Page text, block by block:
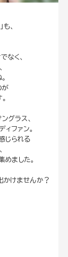
、
なく、
が
グラス、
ファン。
じられる
ました。
かけませんか？